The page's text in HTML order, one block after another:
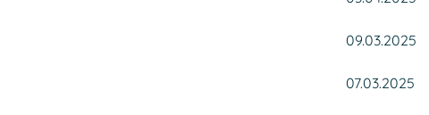
09.03.2025
07.03.2025